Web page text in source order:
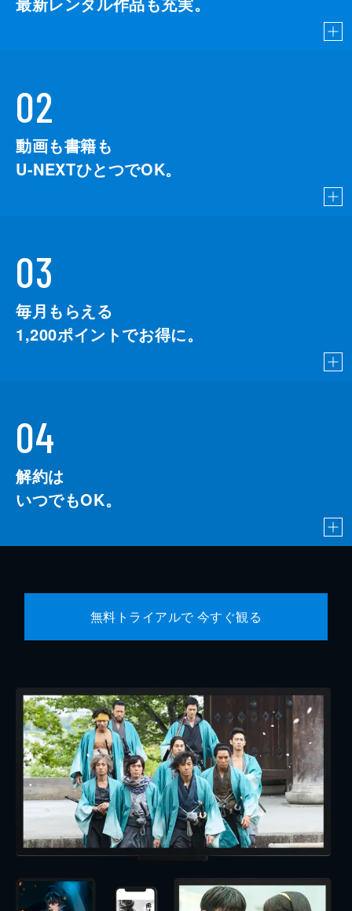
02
動画も書籍も
U-NEXTひとつでOK。
03
毎月もらえる
1,200ポイントでお得に。
04
解約は
いつでもOK。
無料トライアルで 今すぐ観る